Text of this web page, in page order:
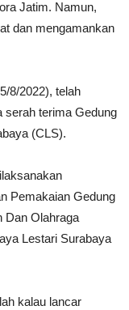
Jatim. Namun,
dan mengamankan
8/2022), telah
serah terima Gedung
(CLS).
Pemakaian Gedung
Dan Olahraga
Lestari Surabaya
kalau lancar